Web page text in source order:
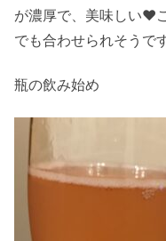
が濃厚で、美味しい❤️
でも合わせられそうです
瓶の飲み始め